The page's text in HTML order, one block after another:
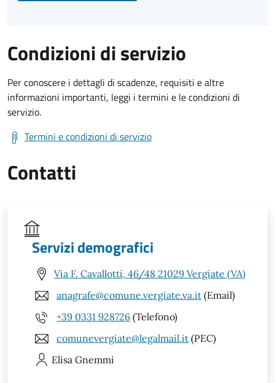
Condizioni di servizio
Per conoscere i dettagli di scadenze, requisiti e altre
informazioni importanti, leggi i termini e le condizioni di
servizio.
Termini e condizioni di servizio
Contatti
Servizi demografici
Via F. Cavallotti, 46/48 21029 Vergiate (VA)
anagrafe@comune.vergiate.va.it (Email)
+39 0331 928726 (Telefono)
comunevergiate@legalmail.it (PEC)
Elisa Gnemmi